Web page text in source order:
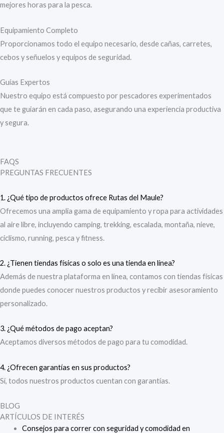
mejores horas para la pesca.
Equipamiento Completo
Proporcionamos todo el equipo necesario, desde cañas, carretes,
cebos y señuelos y equipos de seguridad.
Guías Expertos
Nuestro equipo está compuesto por pescadores experimentados
que te guiarán en cada paso, asegurando una experiencia productiva
y segura.
FAQS
PREGUNTAS FRECUENTES
1. ¿Qué tipo de productos ofrece Rutas del Maule?
Ofrecemos una amplia gama de equipamiento y ropa para actividades
al aire libre, incluyendo camping, trekking, escalada, montaña, nieve,
ciclismo, running, pesca y fitness.
2. ¿Tienen tiendas físicas o solo es una tienda en línea?
Además de nuestra plataforma en línea, contamos con tiendas físicas
donde puedes conocer nuestros productos y recibir asesoramiento
personalizado.
3. ¿Qué métodos de pago aceptan?
Aceptamos diversos métodos de pago para tu comodidad.
4. ¿Ofrecen garantías en sus productos?
Sí, todos nuestros productos cuentan con garantías.
BLOG
ARTÍCULOS DE INTERÉS
Consejos para correr con seguridad y comodidad en